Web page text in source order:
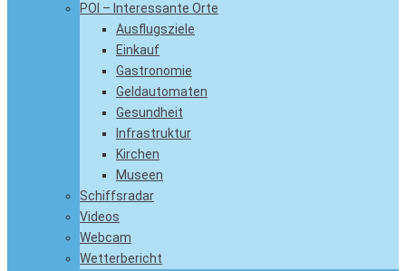
POI – Interessante Orte
Ausflugsziele
Einkauf
Gastronomie
Geldautomaten
Gesundheit
Infrastruktur
Kirchen
Museen
Schiffsradar
Videos
Webcam
Wetterbericht